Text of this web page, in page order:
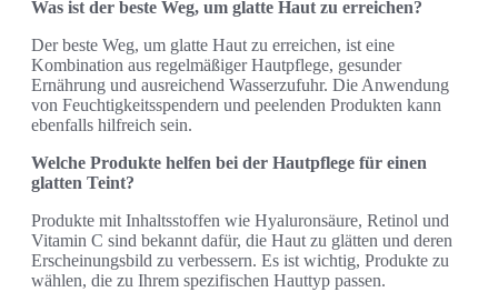
Was ist der beste Weg, um glatte Haut zu erreichen?
Der beste Weg, um glatte Haut zu erreichen, ist eine
Kombination aus regelmäßiger Hautpflege, gesunder
Ernährung und ausreichend Wasserzufuhr. Die Anwendung
von Feuchtigkeitsspendern und peelenden Produkten kann
ebenfalls hilfreich sein.
Welche Produkte helfen bei der Hautpflege für einen
glatten Teint?
Produkte mit Inhaltsstoffen wie Hyaluronsäure, Retinol und
Vitamin C sind bekannt dafür, die Haut zu glätten und deren
Erscheinungsbild zu verbessern. Es ist wichtig, Produkte zu
wählen, die zu Ihrem spezifischen Hauttyp passen.